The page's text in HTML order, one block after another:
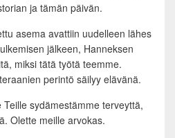
ja tämän päivän.
asema avattiin uudelleen lähes
jälkeen, Hanneksen
miksi tätä työtä teemme.
perintö säilyy elävänä.
sydämestämme terveyttä,
Olette meille arvokas.